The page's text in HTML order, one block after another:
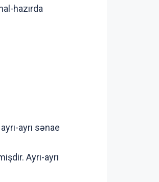
hazırda
ayrı sənae
Ayrı-ayrı